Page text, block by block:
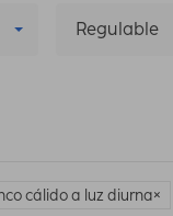
Regulable
cálido a luz diurna